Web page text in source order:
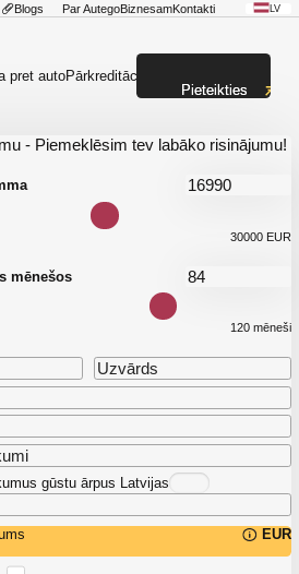
Blogs Par AutegoBiznesamKontakti LV
pret autoPārkreditācija
- Piemeklēsim tev labāko risinājumu!
30000 EUR
mēnešos
120 mēneši
gūstu ārpus Latvijas
EUR